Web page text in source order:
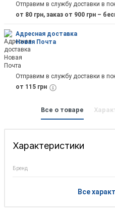
Отправим в службу доставки в
от 80 грн, заказ от 900 грн –
Адресная доставка
Новая Почта
Отправим в службу доставки в
от 115 грн
Все о товаре
Характеристики
Бренд
Все